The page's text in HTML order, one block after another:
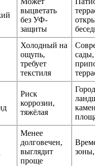
выцветать
без УФ-
защиты
Холодный на
ощупь,
требует
текстиля
сады,
Риск
коррозии,
тяжёлая
Менее
долговечен,
выглядит
проще